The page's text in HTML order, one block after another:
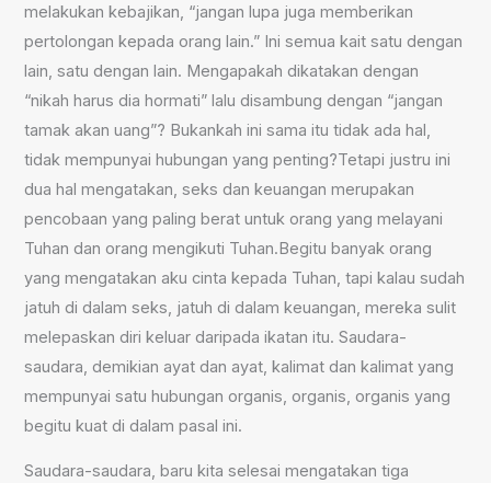
melakukan kebajikan, “jangan lupa juga memberikan
pertolongan kepada orang lain.” Ini semua kait satu dengan
lain, satu dengan lain. Mengapakah dikatakan dengan
“nikah harus dia hormati” lalu disambung dengan “jangan
tamak akan uang”? Bukankah ini sama itu tidak ada hal,
tidak mempunyai hubungan yang penting?Tetapi justru ini
dua hal mengatakan, seks dan keuangan merupakan
pencobaan yang paling berat untuk orang yang melayani
Tuhan dan orang mengikuti Tuhan.Begitu banyak orang
yang mengatakan aku cinta kepada Tuhan, tapi kalau sudah
jatuh di dalam seks, jatuh di dalam keuangan, mereka sulit
melepaskan diri keluar daripada ikatan itu. Saudara-
saudara, demikian ayat dan ayat, kalimat dan kalimat yang
mempunyai satu hubungan organis, organis, organis yang
begitu kuat di dalam pasal ini.
Saudara-saudara, baru kita selesai mengatakan tiga